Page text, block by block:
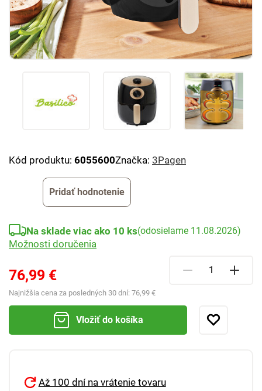
Kód produktu: 6055600Značka: 3Pagen
Pridať hodnotenie
76,99 €
Najnižšia cena za posledných 30 dní: 76,99 €
Na sklade viac ako 10 ks(odosielame 11.08.2026)
Možnosti doručenia
Vložiť do košíka
Až 100 dní na vrátenie tovaru